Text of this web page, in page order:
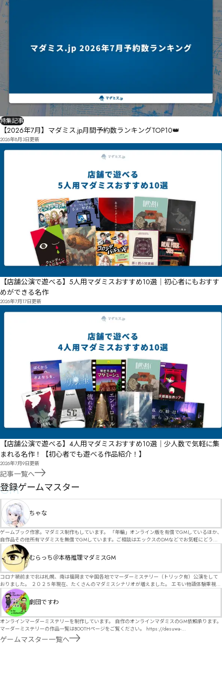
特集記事
【2026年7月】マダミス.jp月間予約数ランキングTOP10👑
2026年8月3日更新
【店舗公演で遊べる】5人用マダミスおすすめ10選｜初心者にもおすす
めができる名作
2026年7月17日更新
【店舗公演で遊べる】4人用マダミスおすすめ10選｜少人数で気軽に集
まれる名作！【初心者でも遊べる作品紹介！】
2026年7月9日更新
記事一覧へ
GM
登録ゲームマスター
ちゃな
ゲームブック作家。マダミス制作もしています。 「年輪」オンライン版を有償でGMしているほか、
自作品その他所有マダミスを無償でGMしています。ご相談はエックスのDMなどでお気軽にどう
ぞ。
むらっち＠本格推理マダミスGM
コロナ禍前まで北は札幌、南は福岡まで全国各地でマーダーミステリー（トリック有）公演をして
おりました。 ２０２５年現在、たくさんのマダミスシナリオが増えました。 エモい物語体験重視の
シナリオがマダミス・マーダーミステリーというジャンル名でたくさんあるため、そのようなシナ
リオは簡単に遊べます。 しかし、２～３時間ずっと考え＆議論して、見たことないトリックが解け
る閃きや犯人として逃げ切る楽しみのある本格推理マーダーミステリーを見つけることが難しくな
劇団ですわ
オンラインマーダーミステリーを制作しています。 自作のオンラインマダミスのGM依頼承ります。
マーダーミステリーの作品一覧はBOOTHページをご覧ください。 https://desuwa-
madamisu.booth.pm/ 以下注意事項をご一読、同意の上で、予約フォームからご連絡ください。
■GM依頼の注意事項■ ①依頼をする作品のＢＯＯＴＨの概要を確認した上で、依頼してくださ
ゲームマスター一覧へ